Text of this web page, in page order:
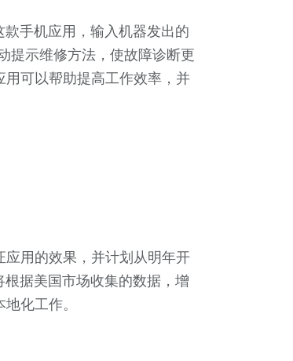
手机应用，输入机器发出的
提示维修方法，使故障诊断更
可以帮助提高工作效率，并
用的效果，并计划从明年开
据美国市场收集的数据，增
化工作。